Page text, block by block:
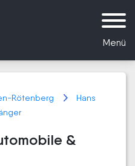
Menü
Rötenberg
Hans
&